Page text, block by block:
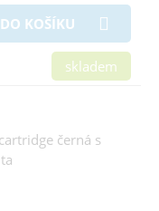
DO KOŠÍKU
skladem